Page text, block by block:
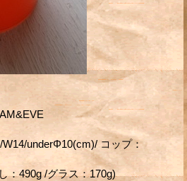
underΦ10(cm)/ コップ：
：490g /グラス：170g)